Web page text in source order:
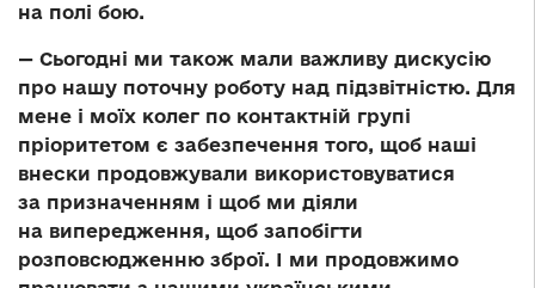
на полі бою.
— Сьогодні ми також мали важливу дискусію
про нашу поточну роботу над підзвітністю. Для
мене і моїх колег по контактній групі
пріоритетом є забезпечення того, щоб наші
внески продовжували використовуватися
за призначенням і щоб ми діяли
на випередження, щоб запобігти
розповсюдженню зброї. І ми продовжимо